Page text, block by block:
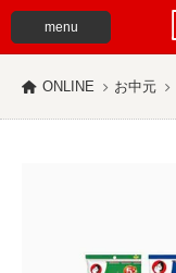
menu
ONLINE お中元